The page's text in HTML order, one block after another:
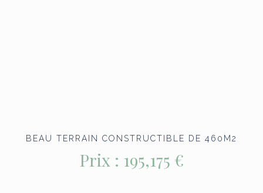
BEAU TERRAIN CONSTRUCTIBLE DE 460M2
Prix : 195,175 €